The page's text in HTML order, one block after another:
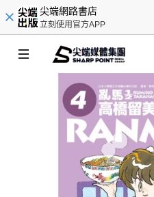
尖端網路書店
立刻使用官方APP